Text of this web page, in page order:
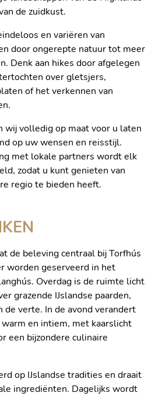
de zuidkust.
en variëren van
door ongerepte natuur tot meer
Denk aan hikes door afgelegen
over gletsjers,
of het verkennen van
volledig op maat voor u laten
op uw wensen en reisstijl.
met lokale partners wordt elk
zodat u kunt genieten van
regio te bieden heeft.
de beleving centraal bij Torfhús
worden geserveerd in het
Overdag is de ruimte licht
grazende IJslandse paarden,
de verte. In de avond verandert
en intiem, met kaarslicht
een bijzondere culinaire
op IJslandse tradities en draait
ingrediënten. Dagelijks wordt